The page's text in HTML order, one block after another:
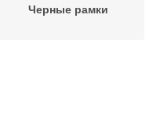
Черные рамки